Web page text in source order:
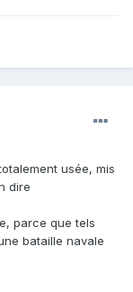
usée, mis
dire
parce que tels
bataille navale